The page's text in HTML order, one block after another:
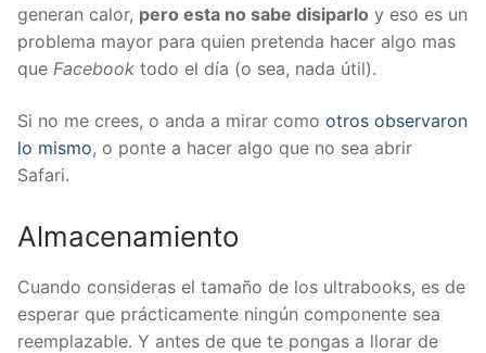
generan calor, pero esta no sabe disiparlo y eso es un
problema mayor para quien pretenda hacer algo mas
que Facebook todo el día (o sea, nada útil).
Si no me crees, o anda a mirar como otros observaron
lo mismo, o ponte a hacer algo que no sea abrir
Safari.
Almacenamiento
Cuando consideras el tamaño de los ultrabooks, es de
esperar que prácticamente ningún componente sea
reemplazable. Y antes de que te pongas a llorar de